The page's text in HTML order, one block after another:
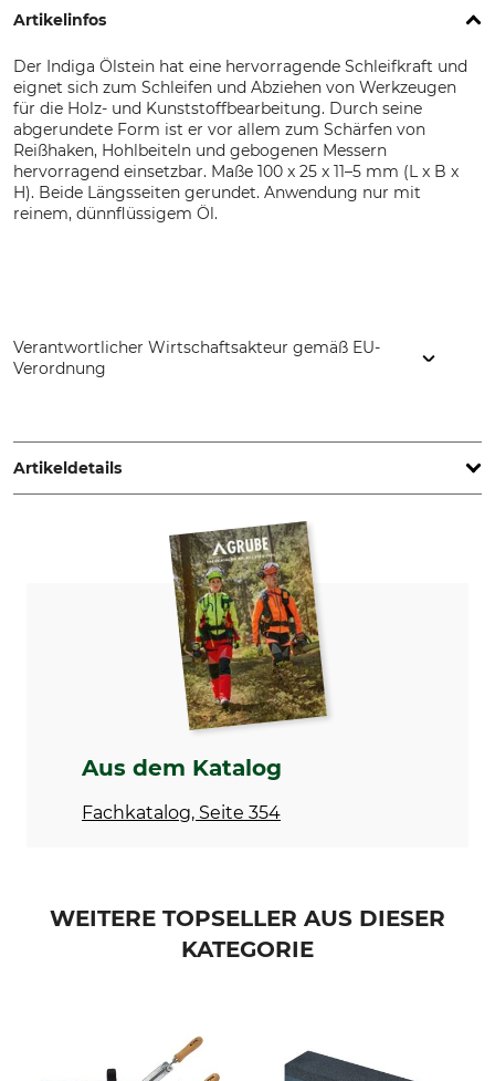
Artikelinfos
Der Indiga Ölstein hat eine hervorragende Schleifkraft und
eignet sich zum Schleifen und Abziehen von Werkzeugen
für die Holz- und Kunststoffbearbeitung. Durch seine
abgerundete Form ist er vor allem zum Schärfen von
Reißhaken, Hohlbeiteln und gebogenen Messern
hervorragend einsetzbar. Maße 100 x 25 x 11–5 mm (L x B x
H). Beide Längsseiten gerundet. Anwendung nur mit
reinem, dünnflüssigem Öl.
Verantwortlicher Wirtschaftsakteur gemäß EU-
Verordnung
Enkenbach-Alsenborn, Germany, www.effgen.com
Artikeldetails
Produkttyp
Ölstein
Modellbezeichnung
Indiga für Reißhaken,
Hohlbeitel und gebogene
Herstellung
Made in Germany
Aus dem Katalog
Fachkatalog, Seite 354
WEITERE TOPSELLER AUS DIESER
KATEGORIE